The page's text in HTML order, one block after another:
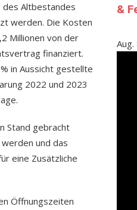
des Altbestandes
werden. Die Kosten
Millionen von der
finanziert.
in Aussicht gestellte
2022 und 2023
Stand gebracht
und das
eine Zusätzliche
Öffnungszeiten
&
Aug.